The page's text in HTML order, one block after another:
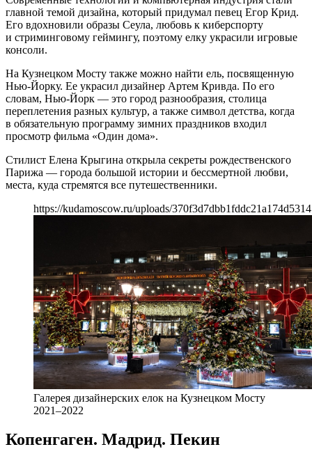
главной темой дизайна, который придумал певец Егор Крид.
Его вдохновили образы Сеула, любовь к киберспорту
и стриминговому геймингу, поэтому елку украсили игровые
консоли.
На Кузнецком Мосту также можно найти ель, посвященную
Нью-Йорку. Ее украсил дизайнер Артем Кривда. По его
словам, Нью-Йорк — это город разнообразия, столица
переплетения разных культур, а также символ детства, когда
в обязательную программу зимних праздников входил
просмотр фильма «Один дома».
Стилист Елена Крыгина открыла секреты рождественского
Парижа — города большой истории и бессмертной любви,
места, куда стремятся все путешественники.
https://kudamoscow.ru/uploads/
Галерея дизайнерских елок на Кузнецком Мосту
2021–2022
Копенгаген. Мадрид. Пекин